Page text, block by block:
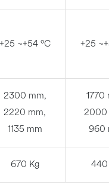
+25 ~+54 ºC +25
2300 mm,
2220 mm,
1135 mm
1770
2000
960
670 Kg 440